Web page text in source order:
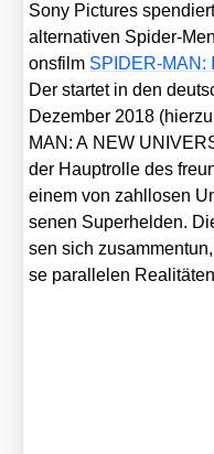
Sony Pic­tures
alter­na­ti­ven Spi­der-
ons­film SPIDER-MAN:
Der star­tet in den
Dezem­ber 2018
MAN: A NEW
der Haupt­rol­le des
einem von zahl­lo­sen
se­nen Super­hel­den.
sen sich
se par­al­le­len